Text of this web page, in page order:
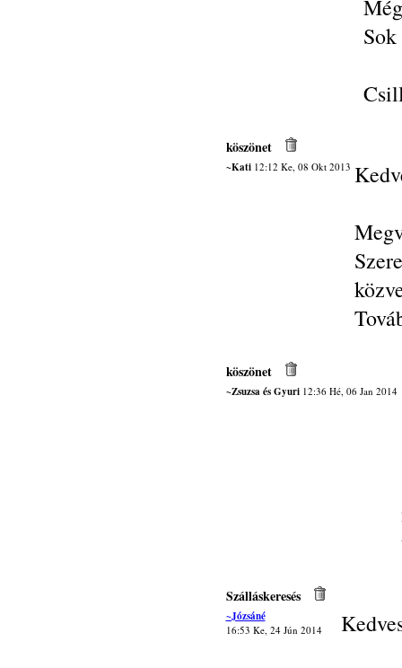
köszönet
~Kati12:12 Ke, 08 Okt 2013
köszönet
~Zsuzsa és Gyuri12:36 Hé, 06 Jan 2014
Szálláskeresés
~Józsáné
16:53 Ke, 24 Jún 2014